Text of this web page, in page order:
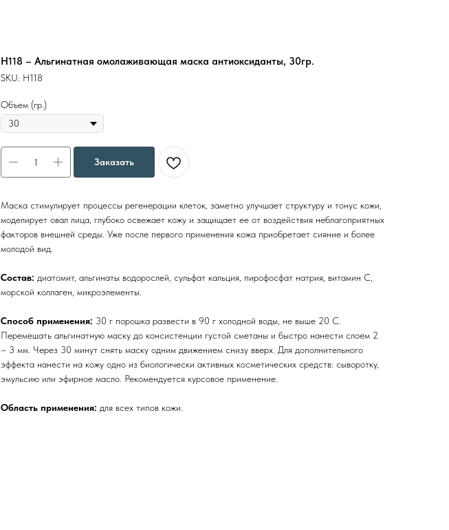
Н118 – Альгинатная омолаживающая маска антиоксиданты, 30гр.
SKU: Н118
Объем (гр.)
Заказать
Маска стимулирует процессы регенерации клеток, заметно улучшает структуру и тонус кожи,
моделирует овал лица, глубоко освежает кожу и защищает ее от воздействия неблагоприятных
факторов внешней среды. Уже после первого применения кожа приобретает сияние и более
молодой вид.
Состав: диатомит, альгинаты водорослей, сульфат кальция, пирофосфат натрия, витамин С,
морской коллаген, микроэлементы.
Способ применения: 30 г порошка развести в 90 г холодной воды, не выше 20 С.
Перемешать альгинатную маску до консистенции густой сметаны и быстро нанести слоем 2
– 3 мм. Через 30 минут снять маску одним движением снизу вверх. Для дополнительного
эффекта нанести на кожу одно из биологически активных косметических средств: сыворотку,
эмульсию или эфирное масло. Рекомендуется курсовое применение.
Область применения: для всех типов кожи.